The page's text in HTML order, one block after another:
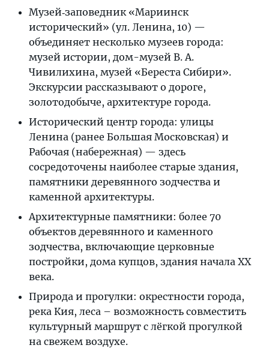
Музей‑заповедник «Мариинск
исторический» (ул. Ленина, 10) —
объединяет несколько музеев города:
музей истории, дом-музей В. А.
Чивилихина, музей «Береста Сибири».
Экскурсии рассказывают о дороге,
золотодобыче, архитектуре города.
Исторический центр города: улицы
Ленина (ранее Большая Московская) и
Рабочая (набережная) — здесь
сосредоточены наиболее старые здания,
памятники деревянного зодчества и
каменной архитектуры.
Архитектурные памятники: более 70
объектов деревянного и каменного
зодчества, включающие церковные
постройки, дома купцов, здания начала XX
века.
Природа и прогулки: окрестности города,
река Кия, леса – возможность совместить
культурный маршрут с лёгкой прогулкой
на свежем воздухе.